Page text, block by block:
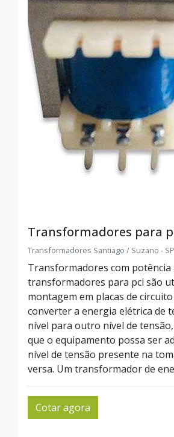
Transformadores para
Transformadores Santiago / Suzano - SP
Transformadores com potência
transformadores para pci são
montagem em placas de
converter a energia elétrica de
nível para outro nível de
que o equipamento possa ser
nível de tensão presente na
versa. Um transformador de
Cotar agora